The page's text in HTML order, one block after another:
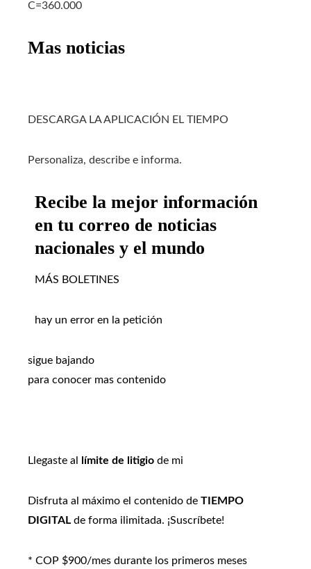
C=360.000
Mas noticias
DESCARGA LA APLICACIÓN EL TIEMPO
Personaliza, describe e informa.
Recibe la mejor información
en tu correo de noticias
nacionales y el mundo
MÁS BOLETINES
hay un error en la petición
sigue bajando
para conocer mas contenido
Llegaste al límite de litigio de mi
Disfruta al máximo el contenido de TIEMPO
DIGITAL de forma ilimitada. ¡Suscríbete!
* COP $900/mes durante los primeros meses